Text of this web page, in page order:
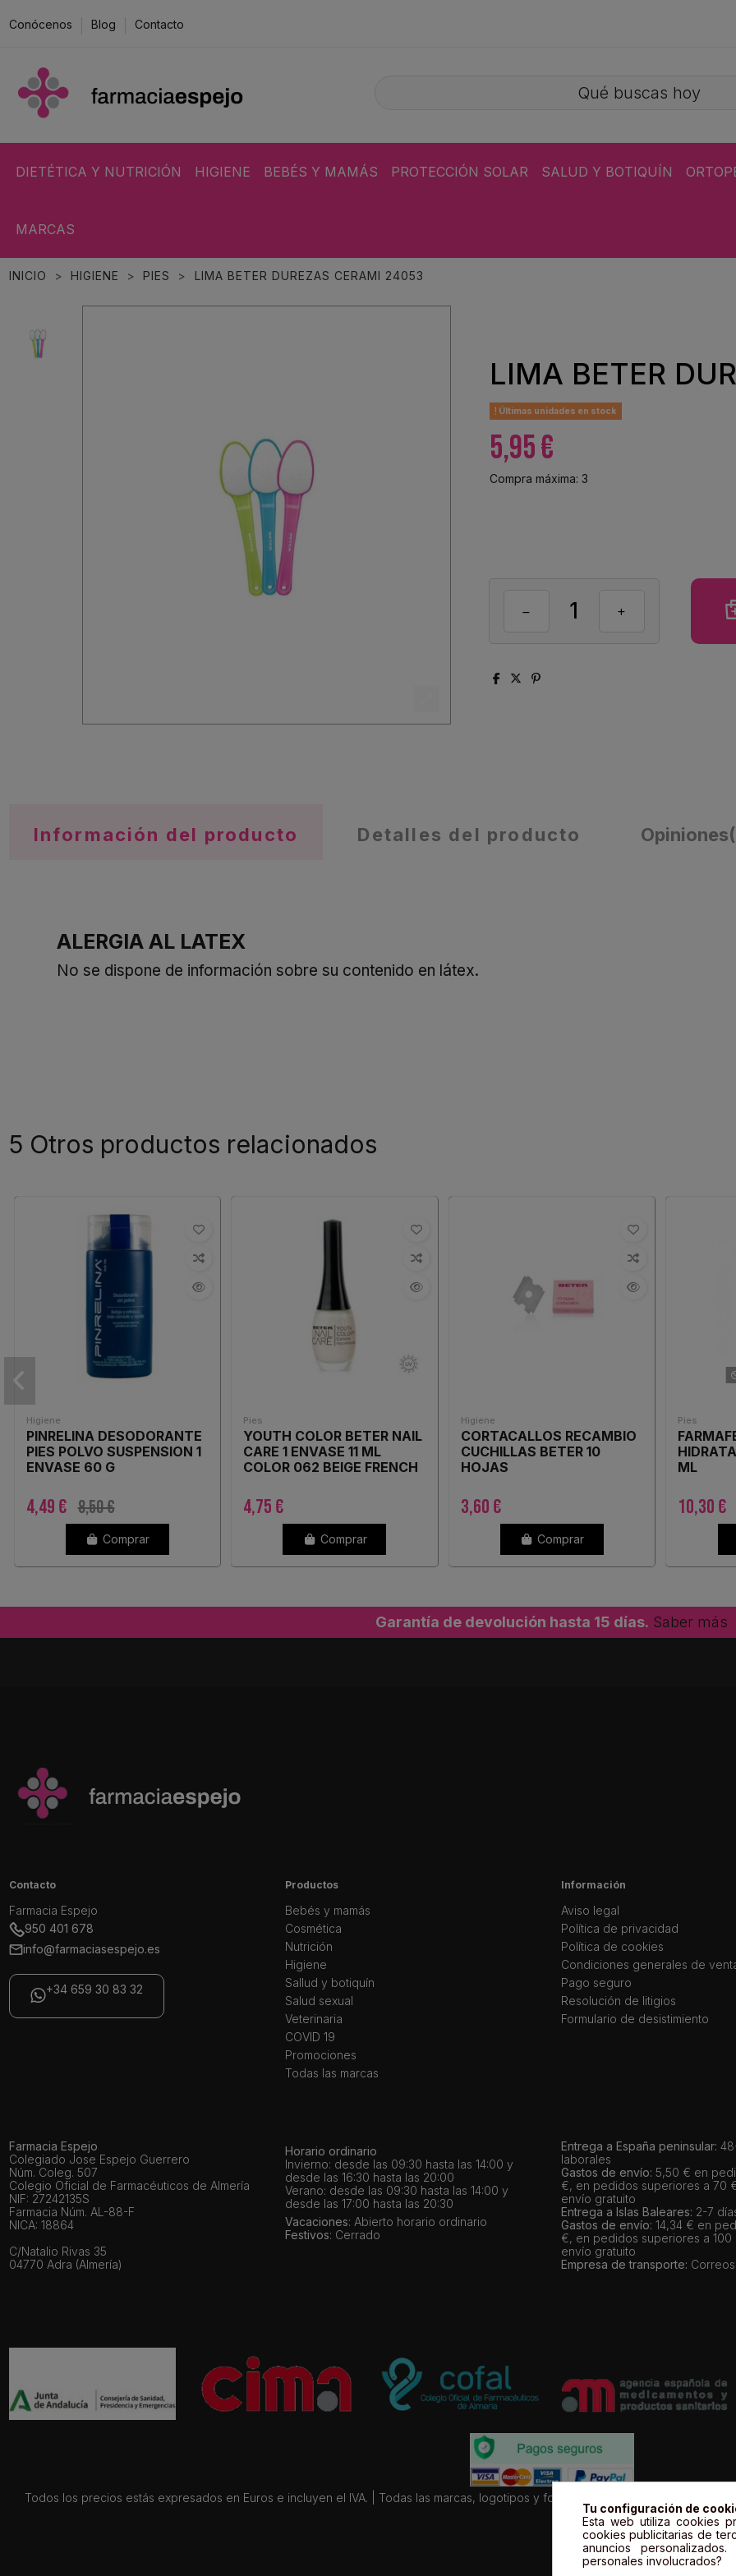
Conócenos Blog Contacto
DIETÉTICA Y NUTRICIÓN HIGIENE BEBÉS Y MAMÁS PROTECCIÓN SOLAR SALUD Y BOTIQUÍN
MARCAS
INICIO HIGIENE PIES LIMA BETER DUREZAS CERAMI 24053
LIMA BETER
Últimas unidades en stock
5,95 €
Compra máxima: 3
Información del producto Detalles del producto Opiniones
ALERGIA AL LATEX
No se dispone de información sobre su contenido en látex.
5 Otros productos relacionados
Higiene
PINRELINA DESODORANTE
PIES POLVO SUSPENSION 1
ENVASE 60 G
4,49 € 8,50 €
Comprar
Pies
YOUTH COLOR BETER NAIL
CARE 1 ENVASE 11 ML
COLOR 062 BEIGE FRENCH
4,75 €
Comprar
Higiene
CORTACALLOS RECAMBIO
CUCHILLAS BETER 10
HOJAS
3,60 €
Comprar
Pies
ML
10,30 €
Garantía de devolución hasta 15 días. Saber más
Contacto
Farmacia Espejo
950 401 678
info@farmaciasespejo.es
+34 659 30 83 32
Productos
Bebés y mamás
Cosmética
Nutrición
Higiene
Sallud y botiquín
Salud sexual
Veterinaria
COVID 19
Promociones
Todas las marcas
Información
Aviso legal
Política de privacidad
Política de cookies
Condiciones generales de
Pago seguro
Resolución de litigios
Formulario de desistimiento
Farmacia Espejo
Colegiado Jose Espejo Guerrero
Núm. Coleg. 507
Colegio Oficial de Farmacéuticos de Almería
NIF: 27242135S
Farmacia Núm. AL-88-F
NICA: 18864
C/Natalio Rivas 35
04770 Adra (Almería)
Horario ordinario
Invierno: desde las 09:30 hasta las 14:00 y
desde las 16:30 hasta las 20:00
Verano: desde las 09:30 hasta las 14:00 y
desde las 17:00 hasta las 20:30
Vacaciones: Abierto horario ordinario
Festivos: Cerrado
Entrega a España peninsular:
laborales
Gastos de envío: 5,50 € en
€, en pedidos superiores a 70
envío gratuito
Entrega a Islas Baleares: 2-7
Gastos de envío: 14,34 € en
€, en pedidos superiores a
envío gratuito
Empresa de transporte:
Todos los precios estás expresados en Euros e incluyen el IVA. | Todas las marcas, logotipos y fotos de productos son
Tu configuración de
Esta web utiliza cookies
cookies publicitarias de
anuncios
personales involucrados?